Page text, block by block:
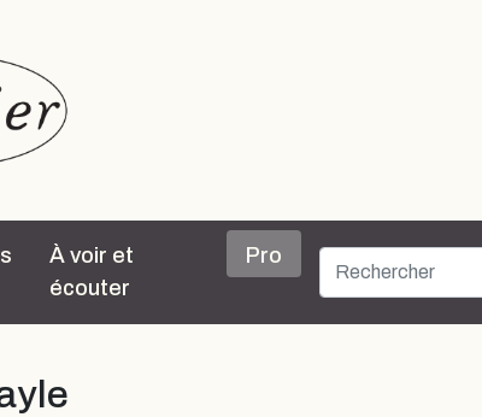
À voir et
écouter
Pro